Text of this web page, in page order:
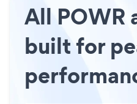
All POWR
built for